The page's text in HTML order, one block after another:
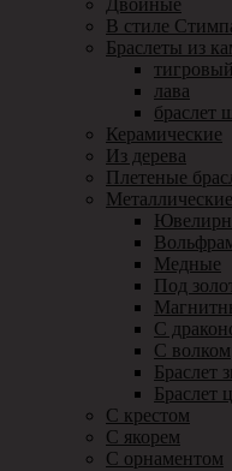
Двойные
В стиле
Браслеты из
лава
браслет
Керамические
Из дерева
Плетеные
Медные
Под
С
С волком
Браслет
Браслет
С крестом
С якорем
С орнаментом